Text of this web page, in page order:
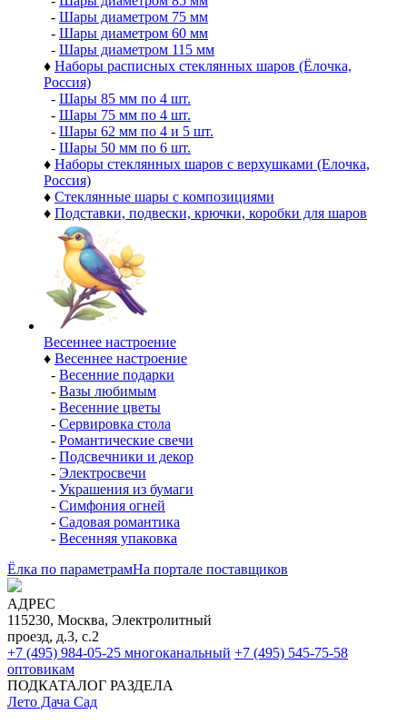
- Шары диаметром 75 мм
- Шары диаметром 60 мм
- Шары диаметром 115 мм
♦ Наборы расписных стеклянных шаров (Ёлочка,
Россия)
- Шары 85 мм по 4 шт.
- Шары 75 мм по 4 шт.
- Шары 62 мм по 4 и 5 шт.
- Шары 50 мм по 6 шт.
♦ Наборы стеклянных шаров с верхушками (Елочка,
Россия)
♦ Стеклянные шары с композициями
♦ Подставки, подвески, крючки, коробки для шаров
Весеннее настроение
♦ Весеннее настроение
- Весенние подарки
- Вазы любимым
- Весенние цветы
- Сервировка стола
- Романтические свечи
- Подсвечники и декор
- Электросвечи
- Украшения из бумаги
- Симфония огней
- Садовая романтика
- Весенняя упаковка
Ёлка по параметрамНа портале поставщиков
АДРЕС
115230, Москва, Электролитный
проезд, д.3, с.2
+7 (495) 984-05-25 многоканальный +7 (495) 545-75-58
оптовикам
ПОДКАТАЛОГ РАЗДЕЛА
Лето Дача Сад